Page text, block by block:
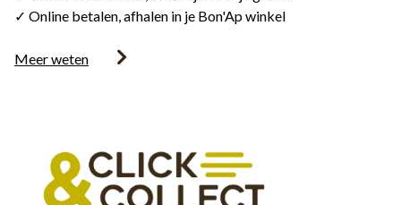
✓ Online betalen, afhalen in je Bon'Ap winkel
Meer weten